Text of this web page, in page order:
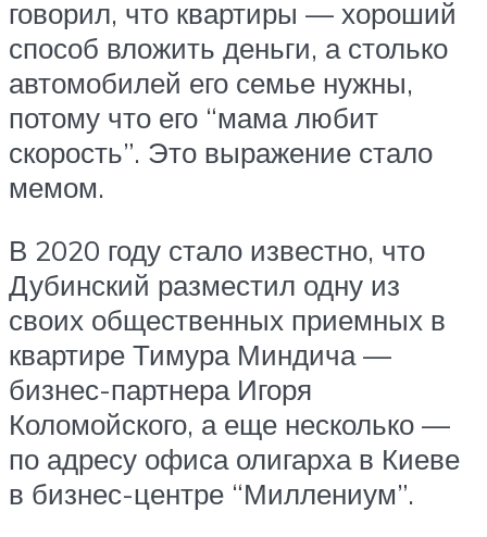
говорил, что квартиры — хороший
способ вложить деньги, а столько
автомобилей его семье нужны,
потому что его “мама любит
скорость”. Это выражение стало
мемом.
В 2020 году стало известно, что
Дубинский разместил одну из
своих общественных приемных в
квартире Тимура Миндича —
бизнес-партнера Игоря
Коломойского, а еще несколько —
по адресу офиса олигарха в Киеве
в бизнес-центре “Миллениум”.